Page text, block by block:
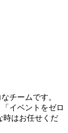
チームです。
イベントをゼロ
時はお任せくだ